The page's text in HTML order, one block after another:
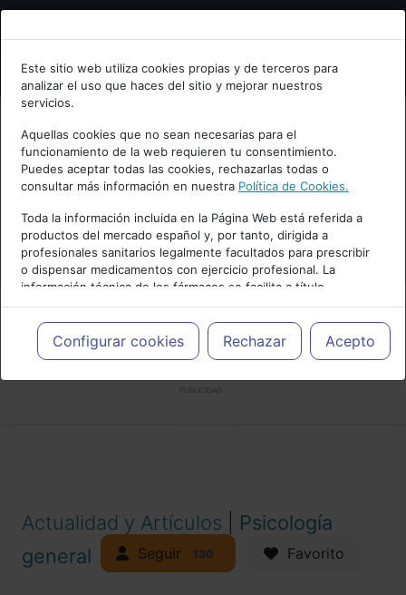
Bienvenid@ a psiquiatria.com
Escribe tu Email
Accede o regístrate con tu email.
Cancelar
Este sitio web utiliza cookies propias y de terceros para
analizar el uso que haces del sitio y mejorar nuestros
servicios.
Aquellas cookies que no sean necesarias para el
funcionamiento de la web requieren tu consentimiento.
Puedes aceptar todas las cookies, rechazarlas todas o
consultar más información en nuestra Política de Cookies.
Toda la información incluida en la Página Web está referida a
productos del mercado español y, por tanto, dirigida a
profesionales sanitarios legalmente facultados para prescribir
o dispensar medicamentos con ejercicio profesional. La
información técnica de los fármacos se facilita a título
meramente informativo, siendo responsabilidad de los
profesionales facultados prescribir medicamentos y decidir, en
cada caso concreto, el tratamiento más adecuado a las
necesidades del paciente.
Configurar cookies Rechazar Acepto
Actualidad y Artículos
Psicología
general
Seguir 130 Favorito